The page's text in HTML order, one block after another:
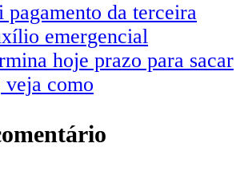
pagamento da terceira
emergencial
hoje prazo para sacar
veja como